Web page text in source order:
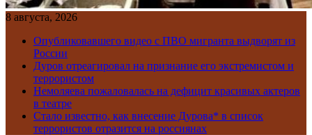
8 августа, 2026
Опубликовавшего видео с ПВО мигранта выдворят из
России
Дуров отреагировал на признание его экстремистом и
террористом
Немоляева пожаловалась на дефицит красивых актеров
в театре
Стало известно, как внесение Дурова* в список
террористов отразится на россиянах